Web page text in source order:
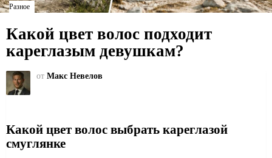
Разное
Какой цвет волос подходит
кареглазым девушкам?
от Макс Невелов
Какой цвет волос выбрать кареглазой
смуглянке